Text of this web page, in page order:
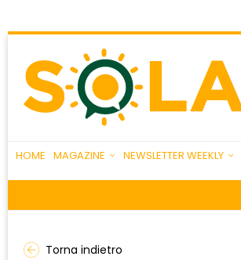
HOME MAGAZINE NEWSLETTER WEEKLY
Torna indietro